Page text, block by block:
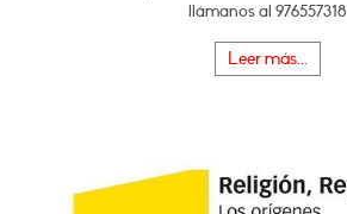
llámanos al 976557318
Leer más...